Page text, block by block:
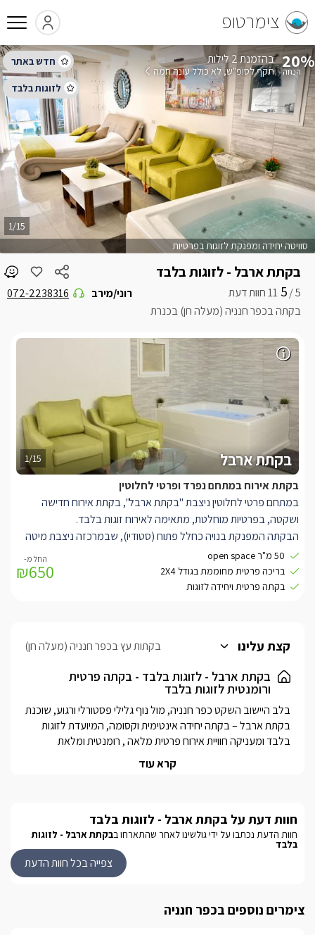
צימרטופ
בקתת ארבל - לזוגות בלבד
5 /
5
בקתה בכפר חנניה (מעלה חן) בכנרת
רוני/מירב 072-2238316
סוויטה יחידה ומפנקת לזוגות בפרטיות
1/15
20% בהזמנת 2 לילות
תקף לסופ"ש לא כולל עונה חמה
1/15 בקתת ארבל
בקתת אירוח במתחם נפרד ופרטי לחלוטין
במתחם פרטי לחלוטין ניצבת "בקתת ארבל", בקתת אירוח חדישה
ושקטה, בפרטיות מוחלטת, מתאימה לאירוח זוגות בלבד.
הבקתה המפנקת בנויה כחלל פתוח (סטודיו), שבמרכזה ניצבת מיטה
זוגית מעוצבת ומרווחת במיוחד, לצידה זוג כורסאות תואמות, ולמולה
טלוויזיה חדישה מחוברת לכבלי HOT, ואינטרנט אלחוטי. בפינת
הבקתה שוכן ג'קוזי ענק לוהט ומפנק.
איזור החוץ הפרטי של "בקתת ארבל" מתפאר במרפסת אינטימית ובה
זוג כסאות ושולחן קפה, מדשאה קטנה עם פינת ישיבה ובריכת שחיה
מחוממת ומקורה בחודשי החורף.
50 מ"ר open space
בריכה פרטית מחוממת בגודל 2X4
בקתה פרטית ויחידה לזוגות
₪650
קצת עלינו בקתות עץ בכפר חנניה (מעלה חן)
בקתת ארבל - לזוגות בלבד - בקתה פרטית
ורומנטית לזוגות בלבד
אם אתם מחפשים שקט, פרטיות, רומנטיקה ופינוק אמיתי – בקתת
קרא עוד
חוות דעת על בקתת ארבל - לזוגות בלבד
חוות הדעת נכתבו על ידי גולשינו לאחר שהתארחו בבקתת ארבל - לזוגות
בלבד
צפייה בכל חוות הדעת
צימרים נוספים בכפר חנניה